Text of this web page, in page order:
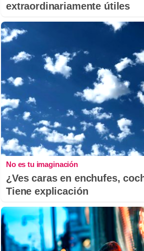
extraordinariamente útiles
No es tu imaginación
¿Ves caras en enchufes,
Tiene explicación